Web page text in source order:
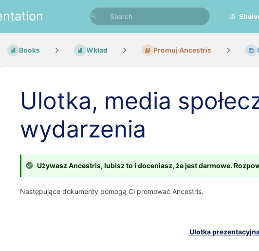
Books Wkład Promuj Ancestris
Ulotka, media
wydarzenia
Używasz Ancestris, lubisz to i doceniasz, że jest darmowe.
Następujące dokumenty pomogą Ci promować Ancestris.
Ulotka